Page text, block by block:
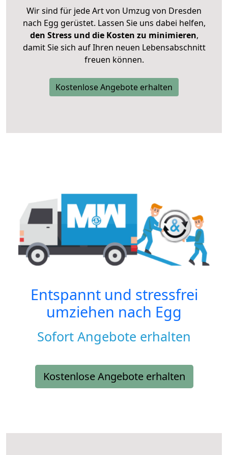
Wir sind für jede Art von Umzug von Dresden
nach Egg gerüstet. Lassen Sie uns dabei helfen,
den Stress und die Kosten zu minimieren,
damit Sie sich auf Ihren neuen Lebensabschnitt
freuen können.
Kostenlose Angebote erhalten
Entspannt und stressfrei
umziehen nach Egg
Sofort Angebote erhalten
Kostenlose Angebote erhalten